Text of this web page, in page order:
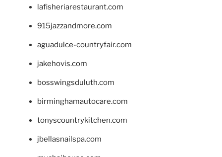
lafisheriarestaurant.com
915jazzandmore.com
aguadulce-countryfair.com
jakehovis.com
bosswingsduluth.com
birminghamautocare.com
tonyscountrykitchen.com
jbellasnailspa.com